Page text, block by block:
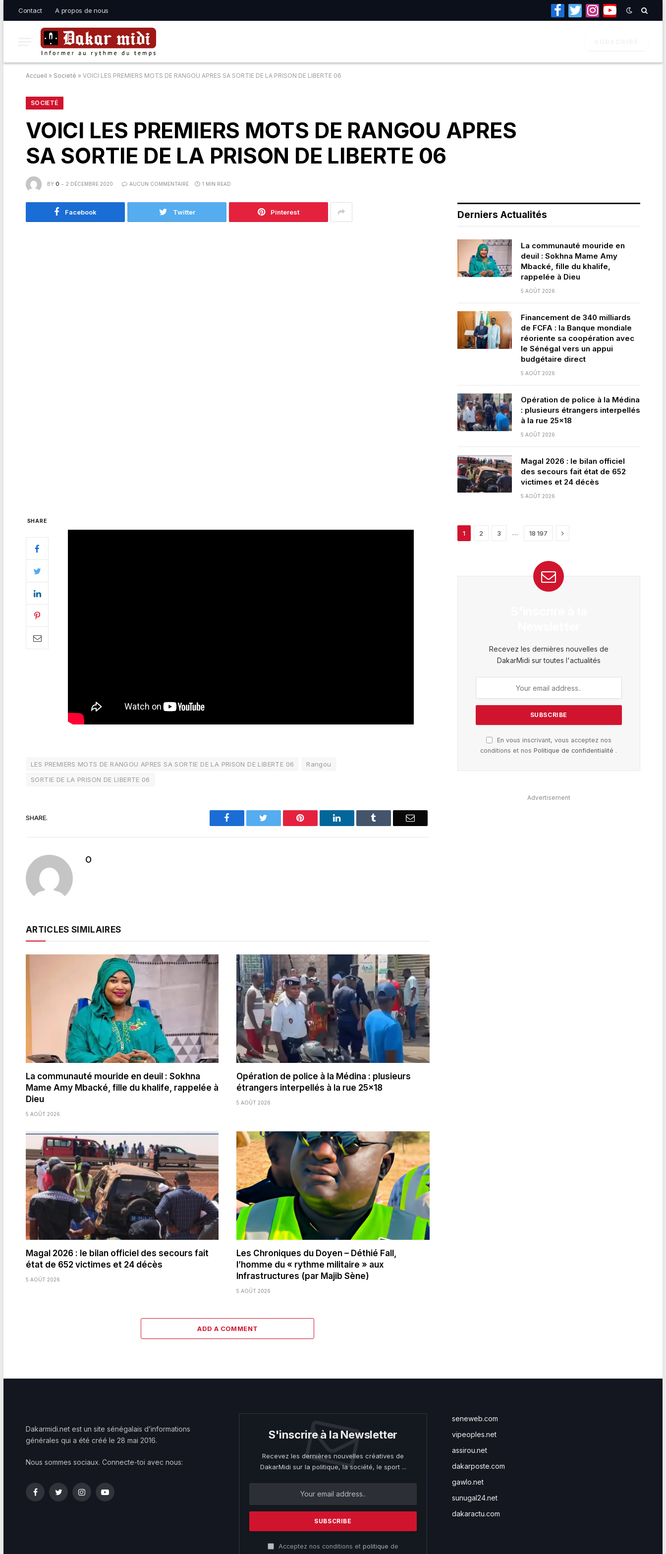
Contact A propos de nous
Facebook
TwitterInstagramYouTube
Accueil » Societé » VOICI LES PREMIERS MOTS DE RANGOU APRES SA SORTIE DE LA PRISON DE LIBERTE 06
SOCIETÉ
VOICI LES PREMIERS MOTS DE RANGOU APRES
SA SORTIE DE LA PRISON DE LIBERTE 06
BY O 2 DÉCEMBRE 2020 AUCUN COMMENTAIRE 1 MIN READ
Facebook Twitter Pinterest
SHARE
LES PREMIERS MOTS DE RANGOU APRES SA SORTIE DE LA PRISON DE LIBERTE 06
Rangou
SORTIE DE LA PRISON DE LIBERTE 06
SHARE. Facebook Pinterest LinkedIn Email
O
ARTICLES SIMILAIRES
La communauté mouride en deuil : Sokhna
Mame Amy Mbacké, fille du khalife, rappelée à
Dieu
5 AOÛT 2026
Opération de police à la Médina : plusieurs
étrangers interpellés à la rue 25×18
5 AOÛT 2026
Magal 2026 : le bilan officiel des secours fait
état de 652 victimes et 24 décès
5 AOÛT 2026
Les Chroniques du Doyen – Déthié Fall,
l’homme du « rythme militaire » aux
Infrastructures (par Majib Sène)
5 AOÛT 2026
ADD A COMMENT
Derniers Actualités
La communauté mouride en
deuil : Sokhna Mame Amy
Mbacké, fille du khalife,
rappelée à Dieu
5 AOÛT 2026
Financement de 340 milliards
de FCFA : la Banque mondiale
réoriente sa coopération avec
le Sénégal vers un appui
budgétaire direct
5 AOÛT 2026
Opération de police à la Médina
: plusieurs étrangers interpellés
à la rue 25×18
5 AOÛT 2026
Magal 2026 : le bilan officiel
des secours fait état de 652
victimes et 24 décès
5 AOÛT 2026
1 2 3 … 18 197 Next
Recevez les dernières nouvelles de
DakarMidi sur toutes l'actualités
En vous inscrivant, vous acceptez nos
conditions et nosPolitique de confidentialité .
Advertisement
Dakarmidi.net est un site sénégalais d’informations
générales qui a été créé le 28 mai 2016.
Nous sommes sociaux. Connecte-toi avec nous:
FacebookTwitterInstagramYouTube
S'inscrire à la Newsletter
Recevez les dernières nouvelles créatives de
DakarMidi sur la politique, la société, le sport ...
Acceptez nos conditions et politique de
seneweb.com
vipeoples.net
assirou.net
dakarposte.com
gawlo.net
sunugal24.net
dakaractu.com